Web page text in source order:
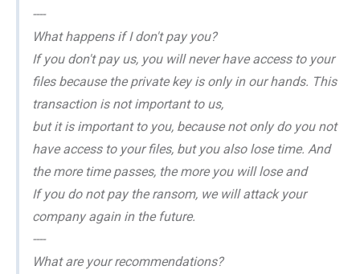
----
What happens if I don't pay you?
If you don't pay us, you will never have access to your
files because the private key is only in our hands. This
transaction is not important to us,
but it is important to you, because not only do you not
have access to your files, but you also lose time. And
the more time passes, the more you will lose and
If you do not pay the ransom, we will attack your
company again in the future.
----
What are your recommendations?